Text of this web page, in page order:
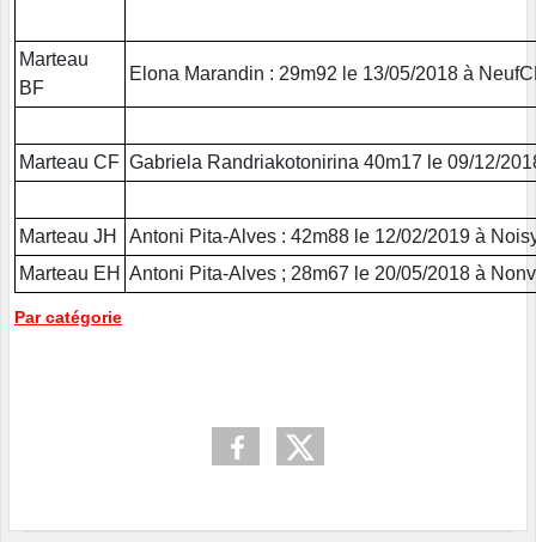
Par catégorie
Marteau
BF
Elona Marandin : 29m92 le 13/05/2018 à
Marteau CF Gabriela Randriakotonirina 40m17 le 09/12/
Marteau JH
Antoni Pita-Alves : 42m88 le 12/02/2019 à
Marteau EH Antoni Pita-Alves ; 28m67 le 20/05/2018 à